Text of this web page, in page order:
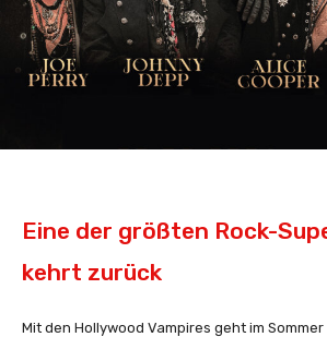
Eine der größten Rock-
kehrt zurück
Mit den Hollywood Vampires geht im